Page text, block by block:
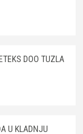
DOO TUZLA
U KLADNJU